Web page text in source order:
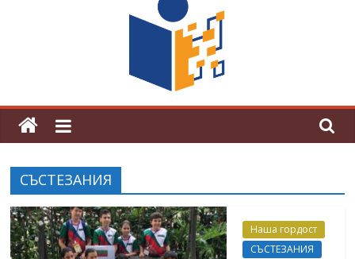
Магията на Андерсен оживя в ОУ
„Любен Каравелов“
СЪСТЕЗАНИЯ
Наша гордост
СЪСТЕЗАНИЯ